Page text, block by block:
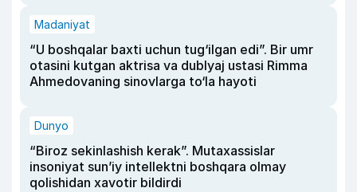
Madaniyat
“U boshqalar baxti uchun tug‘ilgan edi”. Bir umr
otasini kutgan aktrisa va dublyaj ustasi Rimma
Ahmedovaning sinovlarga to‘la hayoti
Dunyo
“Biroz sekinlashish kerak”. Mutaxassislar
insoniyat sun’iy intellektni boshqara olmay
qolishidan xavotir bildirdi